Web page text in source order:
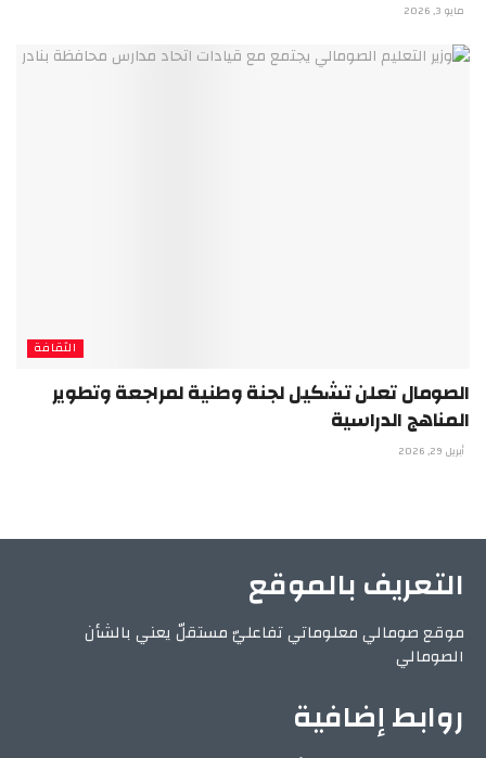
مايو 3, 2026
الثقافة
الصومال تعلن تشكيل لجنة وطنية لمراجعة وتطوير
المناهج الدراسية
أبريل 29, 2026
التعريف بالموقع
موقع صومالي معلوماتي تفاعليّ مستقلّ يعني بالشأن
الصومالي
روابط إضافية